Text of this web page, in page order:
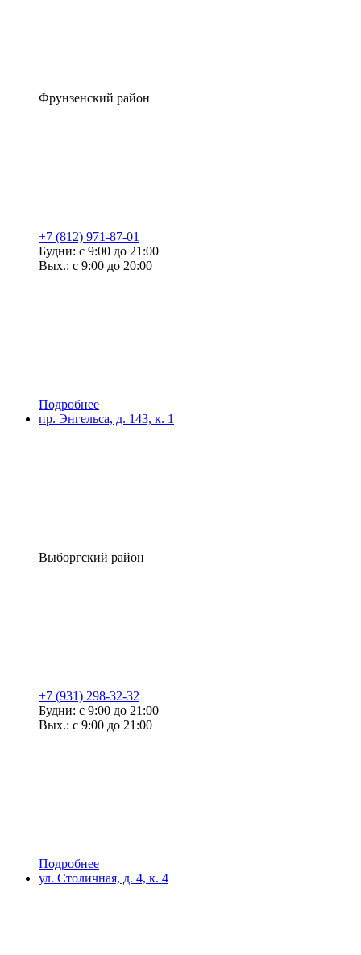
Фрунзенский район
+7 (812) 971-87-01
Будни: с 9:00 до 21:00
Вых.: с 9:00 до 20:00
Подробнее
пр. Энгельса, д. 143, к. 1
Выборгский район
+7 (931) 298-32-32
Будни: с 9:00 до 21:00
Вых.: с 9:00 до 21:00
Подробнее
ул. Столичная, д. 4, к. 4